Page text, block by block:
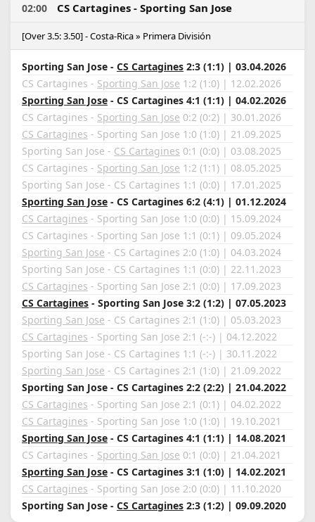
02:00 CS Cartagines - Sporting San Jose
[Over 3.5: 3.50] - Costa-Rica » Primera División
Sporting San Jose - CS Cartagines 2:3 (1:1) | 03.04.2026
CS Cartagines - Sporting San Jose 1:2 (1:0) | 12.02.2026
Sporting San Jose - CS Cartagines 4:1 (1:1) | 04.02.2026
CS Cartagines - Sporting San Jose 0:2 (0:2) | 30.01.2026
CS Cartagines - Sporting San Jose 1:0 (1:0) | 21.09.2025
Sporting San Jose - CS Cartagines 0:1 (0:0) | 03.08.2025
CS Cartagines - Sporting San Jose 1:2 (1:1) | 08.05.2025
Sporting San Jose - CS Cartagines 1:1 (0:0) | 17.01.2025
Sporting San Jose - CS Cartagines 6:2 (4:1) | 01.12.2024
CS Cartagines - Sporting San Jose 1:0 (0:0) | 15.09.2024
CS Cartagines - Sporting San Jose 1:1 (0:1) | 09.05.2024
Sporting San Jose - CS Cartagines 2:0 (1:0) | 04.03.2024
Sporting San Jose - CS Cartagines 1:1 (0:0) | 22.11.2023
CS Cartagines - Sporting San Jose 2:1 (0:0) | 17.09.2023
CS Cartagines - Sporting San Jose 3:2 (1:2) | 07.05.2023
Sporting San Jose - CS Cartagines 2:1 (1:0) | 05.03.2023
CS Cartagines - Sporting San Jose 2:1 (-:-) | 04.12.2022
Sporting San Jose - CS Cartagines 1:1 (-:-) | 30.11.2022
Sporting San Jose - CS Cartagines 2:1 (1:0) | 21.09.2022
Sporting San Jose - CS Cartagines 2:2 (2:2) | 21.04.2022
CS Cartagines - Sporting San Jose 2:1 (0:1) | 04.02.2022
CS Cartagines - Sporting San Jose 1:0 (1:0) | 19.10.2021
Sporting San Jose - CS Cartagines 4:1 (1:1) | 14.08.2021
CS Cartagines - Sporting San Jose 0:1 (0:0) | 21.04.2021
Sporting San Jose - CS Cartagines 3:1 (1:0) | 14.02.2021
CS Cartagines - Sporting San Jose 2:0 (0:0) | 11.10.2020
Sporting San Jose - CS Cartagines 2:3 (1:2) | 09.09.2020